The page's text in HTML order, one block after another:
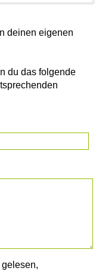
deinen eigenen
du das folgende
gelesen,